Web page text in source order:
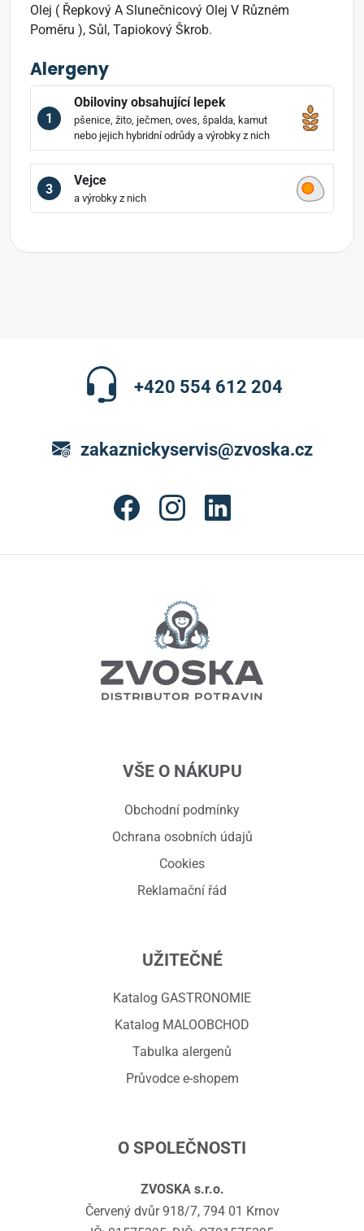
Olej ( Řepkový A Slunečnicový Olej V Různém
Poměru ), Sůl, Tapiokový Škrob.
Alergeny
1
Obiloviny obsahující lepek
pšenice, žito, ječmen, oves, špalda, kamut
nebo jejich hybridní odrůdy a výrobky z nich
3
Vejce
a výrobky z nich
+420 554 612 204
zakaznickyservis@zvoska.cz
VŠE O NÁKUPU
Obchodní podmínky
Ochrana osobních údajů
Cookies
Reklamační řád
UŽITEČNÉ
Katalog GASTRONOMIE
Katalog MALOOBCHOD
Tabulka alergenů
Průvodce e-shopem
O SPOLEČNOSTI
ZVOSKA s.r.o.
Červený dvůr 918/7, 794 01 Krnov